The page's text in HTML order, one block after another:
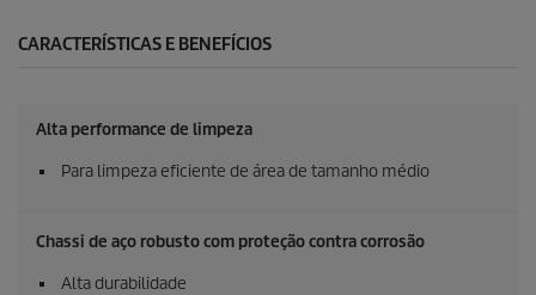
CARACTERÍSTICAS E BENEFÍCIOS
Alta performance de limpeza
Para limpeza eficiente de área de tamanho médio
Chassi de aço robusto com proteção contra corrosão
Alta durabilidade